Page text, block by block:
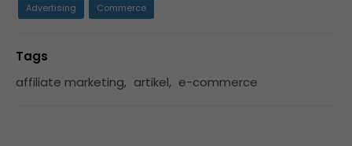
Advertising Commerce
Tags
affiliate marketing, artikel, e-commerce